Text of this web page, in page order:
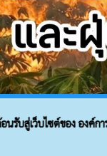
บสู่เว็บไซต์ของ องค์การ